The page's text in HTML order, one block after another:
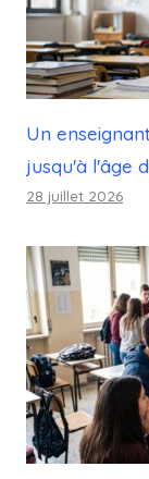
Un
jusqu'à l'âge
28 juillet 2026